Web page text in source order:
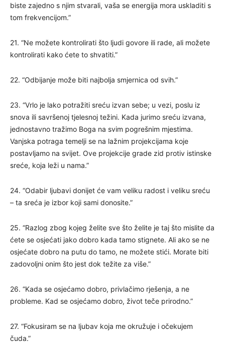
biste zajedno s njim stvarali, vaša se energija mora uskladiti s
tom frekvencijom.”
21. “Ne možete kontrolirati što ljudi govore ili rade, ali možete
kontrolirati kako ćete to shvatiti.”
22. “Odbijanje može biti najbolja smjernica od svih.”
23. “Vrlo je lako potražiti sreću izvan sebe; u vezi, poslu iz
snova ili savršenoj tjelesnoj težini. Kada jurimo sreću izvana,
jednostavno tražimo Boga na svim pogrešnim mjestima.
Vanjska potraga temelji se na lažnim projekcijama koje
postavljamo na svijet. Ove projekcije grade zid protiv istinske
sreće, koja leži u nama.”
24. “Odabir ljubavi donijet će vam veliku radost i veliku sreću
– ta sreća je izbor koji sami donosite.”
25. “Razlog zbog kojeg želite sve što želite je taj što mislite da
ćete se osjećati jako dobro kada tamo stignete. Ali ako se ne
osjećate dobro na putu do tamo, ne možete stići. Morate biti
zadovoljni onim što jest dok težite za više.”
26. “Kada se osjećamo dobro, privlačimo rješenja, a ne
probleme. Kad se osjećamo dobro, život teče prirodno.”
27. “Fokusiram se na ljubav koja me okružuje i očekujem
čuda.”